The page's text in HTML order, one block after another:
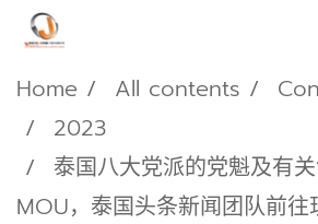
Home All contents
2023
泰国八大党派的党魁及有
MOU，泰国头条新闻团队前往